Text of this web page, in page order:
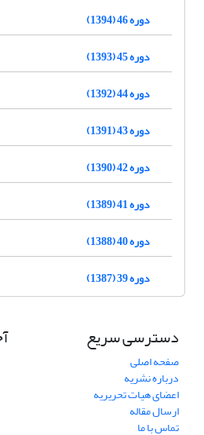
دوره 46 (1394)
دوره 45 (1393)
دوره 44 (1392)
دوره 43 (1391)
دوره 42 (1390)
دوره 41 (1389)
دوره 40 (1388)
دوره 39 (1387)
دسترسی سریع
صفحه اصلی
درباره نشریه
اعضای هیات تحریریه
ارسال مقاله
تماس با ما